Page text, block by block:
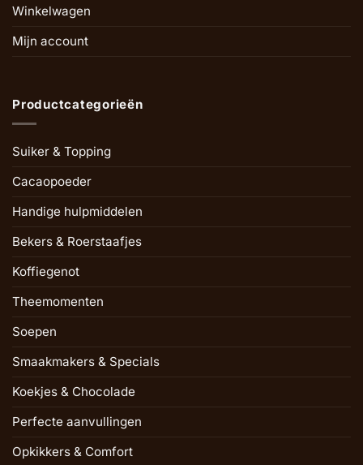
Winkelwagen
Mijn account
Productcategorieën
Suiker & Topping
Cacaopoeder
Handige hulpmiddelen
Bekers & Roerstaafjes
Koffiegenot
Theemomenten
Soepen
Smaakmakers & Specials
Koekjes & Chocolade
Perfecte aanvullingen
Opkikkers & Comfort